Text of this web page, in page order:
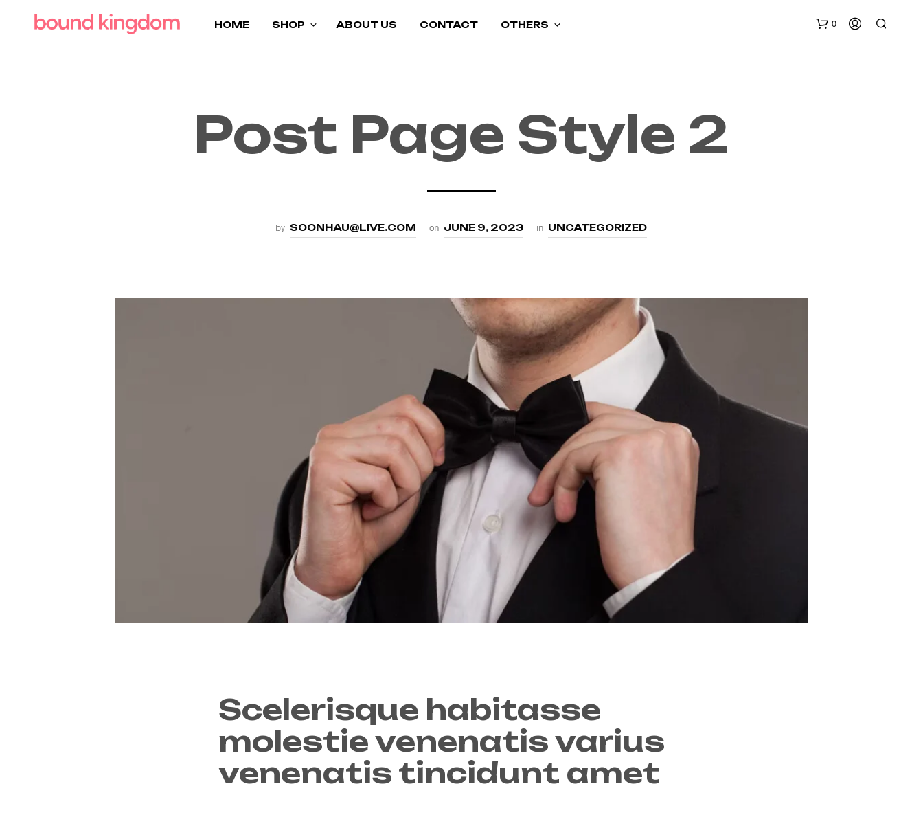
HOME SHOP ABOUT US CONTACT OTHERS 0
Post Page Style 2
by SOONHAU@LIVE.COM on JUNE 9, 2023 in UNCATEGORIZED
Scelerisque habitasse
molestie venenatis varius
venenatis tincidunt amet